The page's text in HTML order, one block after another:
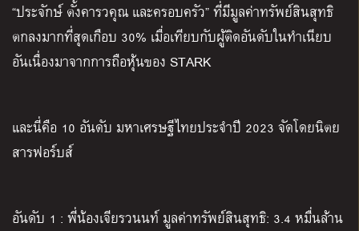
“ประจักษ์ ตั้งคารวคุณ และครอบครัว”ที่มีมูลค่าทรัพย์สินสุทธิ
ตกลงมากที่สุดเกือบ 30% เมื่อเทียบกับผู้ติดอันดับในทำเนียบ
อันเนื่องมาจากการถือหุ้นของ STARK
และนี่คือ 10 อันดับ มหาเศรษฐีไทยประจำปี 2023 จัดโดยนิตย
สารฟอร์บส์
อันดับ 1 : พี่น้องเจียรวนนท์ มูลค่าทรัพย์สินสุทธิ: 3.4 หมื่นล้าน